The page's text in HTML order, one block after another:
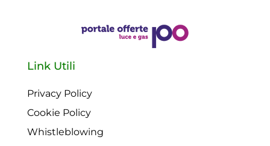
Link Utili
Privacy Policy
Cookie Policy
Whistleblowing